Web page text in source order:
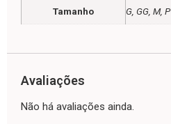
Tamanho G, GG, M, P
Avaliações
Não há avaliações ainda.